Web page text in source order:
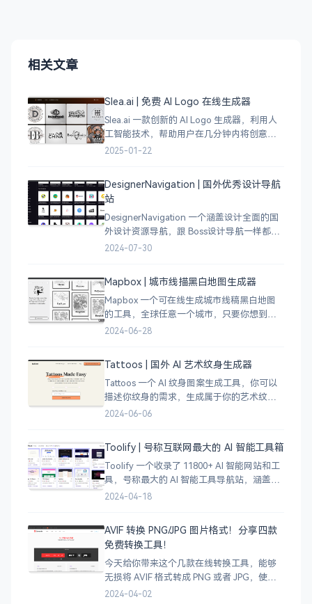
相关文章
Slea.ai | 免费 AI Logo 在线生成器
Slea.ai 一款创新的 AI Logo 生成器，利用人
工智能技术，帮助用户在几分钟内将创意变
成精美的品牌 Logo。无论你是初创企业、电
2025-01-22
DesignerNavigation | 国外优秀设计导航
站
DesignerNavigation 一个涵盖设计全面的国
外设计资源导航，跟 Boss设计导航一样都是
分门别类的划分设计灵感、资讯、UI 资源、
2024-07-30
Mapbox | 城市线描黑白地图生成器
Mapbox 一个可在线生成城市线稿黑白地图
的工具，全球任意一个城市，只要你想到的
城市，直接搜索城市名称，自动生成该城市
成了
2024-06-28
Tattoos | 国外 AI 艺术纹身生成器
Tattoos 一个 AI 纹身图案生成工具，你可以
描述你纹身的需求，生成属于你的艺术纹身
图案，通过艺术表达自己，让纹身不仅仅是
2024-06-06
Toolify | 号称互联网最大的 AI 智能工具箱
Toolify 一个收录了 11800+ AI 智能网站和工
具，号称最大的 AI 智能工具导航站，涵盖了
AI 图像、AI 写作、AI 音视频工具、聊天机器
2024-04-18
AVIF 转换 PNG/JPG 图片格式！分享四款
免费转换工具！
今天给你带来这个几款在线转换工具，能够
无损将 AVIF 格式转成 PNG 或者 JPG，使用
很简单，只需将 AVIF 图像拖拽上传即可完成
2024-04-02